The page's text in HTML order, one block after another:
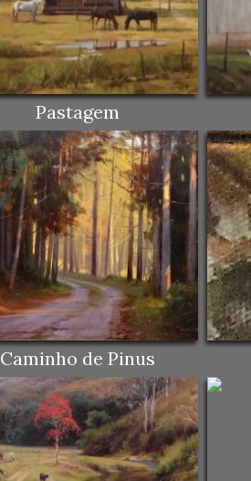
Pastagem
Caminho de Pinus